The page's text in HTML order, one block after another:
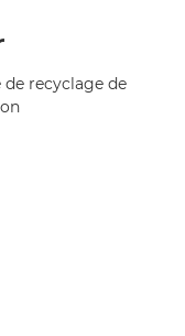
recyclage de